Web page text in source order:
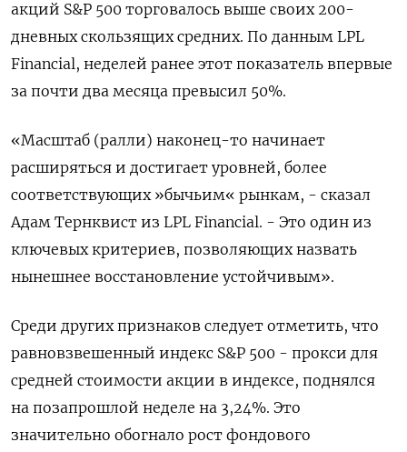
акций S&P 500 торговалось выше своих 200-
дневных скользящих средних. По данным LPL
Financial, неделей ранее этот показатель впервые
за почти два месяца превысил 50%.
«Масштаб (ралли) наконец-то начинает
расширяться и достигает уровней, более
соответствующих »бычьим« рынкам, - сказал
Адам Тернквист из LPL Financial. - Это один из
ключевых критериев, позволяющих назвать
нынешнее восстановление устойчивым».
Среди других признаков следует отметить, что
равновзвешенный индекс S&P 500 - прокси для
средней стоимости акции в индексе, поднялся
на позапрошлой неделе на 3,24%. Это
значительно обогнало рост фондового